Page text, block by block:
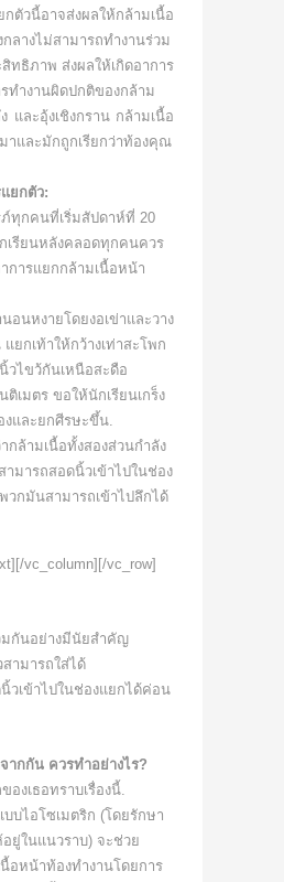
วนี้อาจส่งผลให้กล้ามเนื้อ
ลางไม่สามารถทำงานร่วม
ทธิภาพ ส่งผลให้เกิดอาการ
ทำงานผิดปกติของกล้าม
และอุ้งเชิงกราน กล้ามเนื้อ
าและมักถูกเรียกว่าท้องคุณ
ยกตัว:
ทุกคนที่เริ่มสัปดาห์ที่ 20
เรียนหลังคลอดทุกคนควร
การแยกกล้ามเนื้อหน้า
อนหงายโดยงอเข่าและวาง
ยกเท้าให้กว้างเท่าสะโพก
วไขว้กันเหนือสะดือ
เมตร ขอให้นักเรียนเกร็ง
งและยกศีรษะขึ้น.
ล้ามเนื้อทั้งสองส่วนกำลัง
มารถสอดนิ้วเข้าไปในช่อง
วกมันสามารถเข้าไปลึกได้
vc_column][/vc_row]
มกันอย่างมีนัยสำคัญ
ามารถใส่ได้
วเข้าไปในช่องแยกได้ค่อน
ากกัน ควรทำอย่างไร?
องเธอทราบเรื่องนี้.
บบไอโซเมตริก (โดยรักษา
ยู่ในแนวราบ) จะช่วย
อหน้าท้องทำงานโดยการ